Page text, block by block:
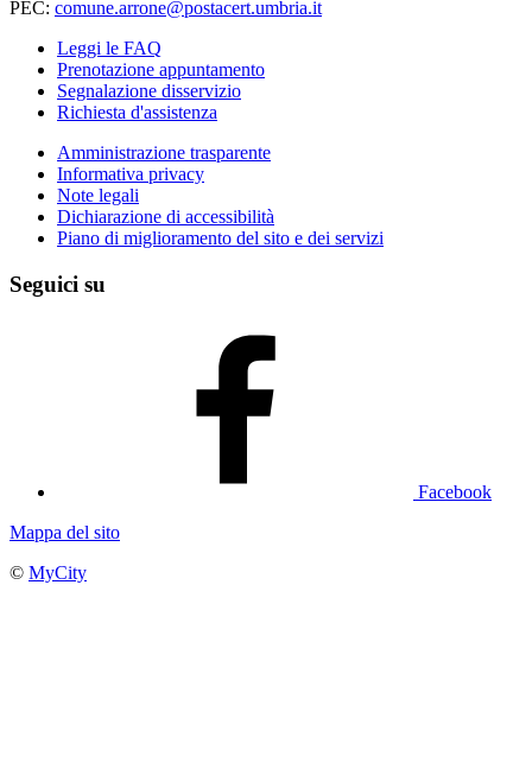
PEC: comune.arrone@postacert.umbria.it
Leggi le FAQ
Prenotazione appuntamento
Segnalazione disservizio
Richiesta d'assistenza
Amministrazione trasparente
Informativa privacy
Note legali
Dichiarazione di accessibilità
Piano di miglioramento del sito e dei servizi
Seguici su
Facebook
Mappa del sito
© MyCity